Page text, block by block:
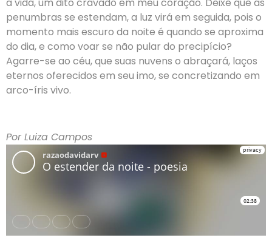
a vida, um dito cravado em meu coração. Deixe que as
penumbras se estendam, a luz virá em seguida, pois o
momento mais escuro da noite é quando se aproxima
do dia, e como voar se não pular do precipício?
Agarre-se ao céu, que suas nuvens o abraçará, laços
eternos oferecidos em seu imo, se concretizando em
arco-íris vivo.
Por Luiza Campos